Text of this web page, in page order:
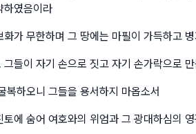
하였음이라
가 무한하며 그 땅에는 마필이 가득하고
들이 자기 손으로 짓고 자기 손가락으로
복하오니 그들을 용서하지 마옵소서
에 숨어 여호와의 위엄과 그 광대하심의